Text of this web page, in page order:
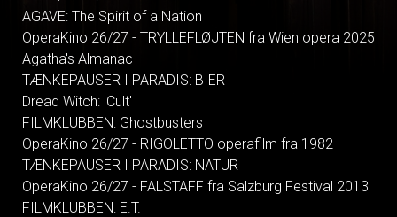
AGAVE: The Spirit of a Nation
OperaKino 26/27 - TRYLLEFLØJTEN fra Wien opera 2025
Agatha's Almanac
TÆNKEPAUSER I PARADIS: BIER
Dread Witch: 'Cult'
FILMKLUBBEN: Ghostbusters
OperaKino 26/27 - RIGOLETTO operafilm fra 1982
TÆNKEPAUSER I PARADIS: NATUR
OperaKino 26/27 - FALSTAFF fra Salzburg Festival 2013
FILMKLUBBEN: E.T.